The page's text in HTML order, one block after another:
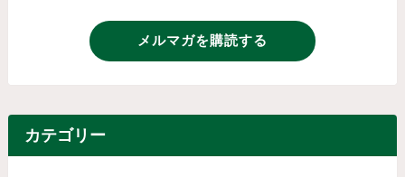
メルマガを購読する
カテゴリー